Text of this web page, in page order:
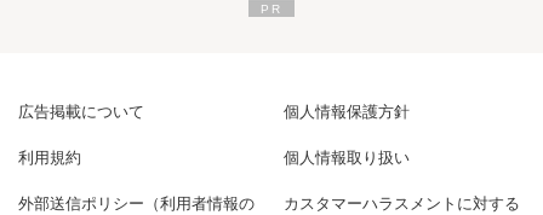
広告掲載について 個人情報保護方針
利用規約 個人情報取り扱い
外部送信ポリシー（利用者情報の
カスタマーハラスメントに対する